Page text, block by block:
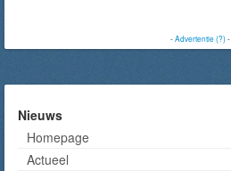
-Advertentie (?)-
Nieuws
Homepage
Actueel